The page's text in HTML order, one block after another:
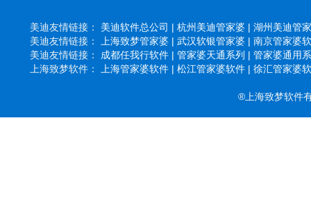
美迪友情链接： 美迪软件总公司 | 杭州美迪管家婆 | 湖州美迪管
美迪友情链接：
上海致梦管家婆 | 武汉软银管家婆 | 南京管家婆
美迪友情链接： 成都任我行软件 | 管家婆天通系列 | 管家婆通用
上海致梦软件：
上海管家婆软件 | 松江管家婆软件 | 徐汇管家婆
®上海致梦软件